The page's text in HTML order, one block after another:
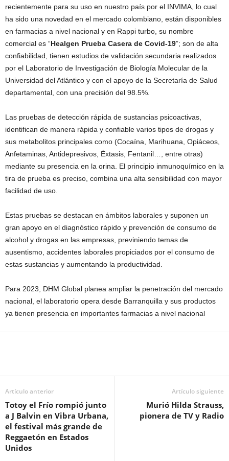
recientemente para su uso en nuestro país por el INVIMA, lo cual
ha sido una novedad en el mercado colombiano, están disponibles
en farmacias a nivel nacional y en Rappi turbo, su nombre
comercial es “Healgen Prueba Casera de Covid-19”; son de alta
confiabilidad, tienen estudios de validación secundaria realizados
por el Laboratorio de Investigación de Biología Molecular de la
Universidad del Atlántico y con el apoyo de la Secretaría de Salud
departamental, con una precisión del 98.5%.
Las pruebas de detección rápida de sustancias psicoactivas,
identifican de manera rápida y confiable varios tipos de drogas y
sus metabolitos principales como (Cocaína, Marihuana, Opiáceos,
Anfetaminas, Antidepresivos, Éxtasis, Fentanil…, entre otras)
mediante su presencia en la orina. El principio inmunoquímico en la
tira de prueba es preciso, combina una alta sensibilidad con mayor
facilidad de uso.
Estas pruebas se destacan en ámbitos laborales y suponen un
gran apoyo en el diagnóstico rápido y prevención de consumo de
alcohol y drogas en las empresas, previniendo temas de
ausentismo, accidentes laborales propiciados por el consumo de
estas sustancias y aumentando la productividad.
Para 2023, DHM Global planea ampliar la penetración del mercado
nacional, el laboratorio opera desde Barranquilla y sus productos
ya tienen presencia en importantes farmacias a nivel nacional
Artículo anterior
Totoy el Frío rompió junto
a J Balvin en Vibra Urbana,
el festival más grande de
Reggaetón en Estados
Unidos
Artículo siguiente
Murió Hilda Strauss,
pionera de TV y Radio